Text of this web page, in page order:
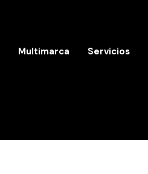
Multimarca Servicios